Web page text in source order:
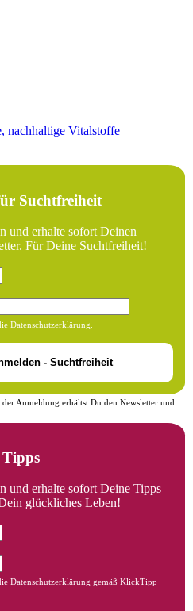
nachhaltige Vitalstoffe
Suchtfreiheit
und erhalte sofort Deinen
Für Deine Suchtfreiheit!
Datenschutzerklärung.
Anmeldung erhältst Du den Newsletter und
Tipps
und erhalte sofort Deine Tipps
glückliches Leben!
Datenschutzerklärung gemäß KlickTipp